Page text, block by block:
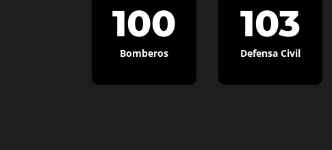
100
Bomberos
103
Defensa Civil